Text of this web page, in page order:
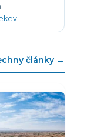
články →